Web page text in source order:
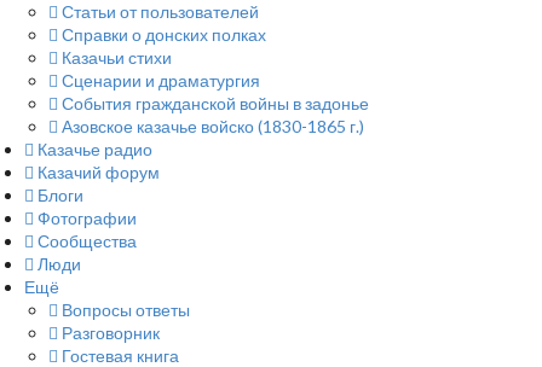
Статьи от пользователей
Справки о донских полках
Казачьи стихи
Сценарии и драматургия
События гражданской войны в задонье
Азовское казачье войско (1830-1865 г.)
Казачье радио
Казачий форум
Блоги
Фотографии
Сообщества
Люди
Ещё
Вопросы ответы
Разговорник
Гостевая книга